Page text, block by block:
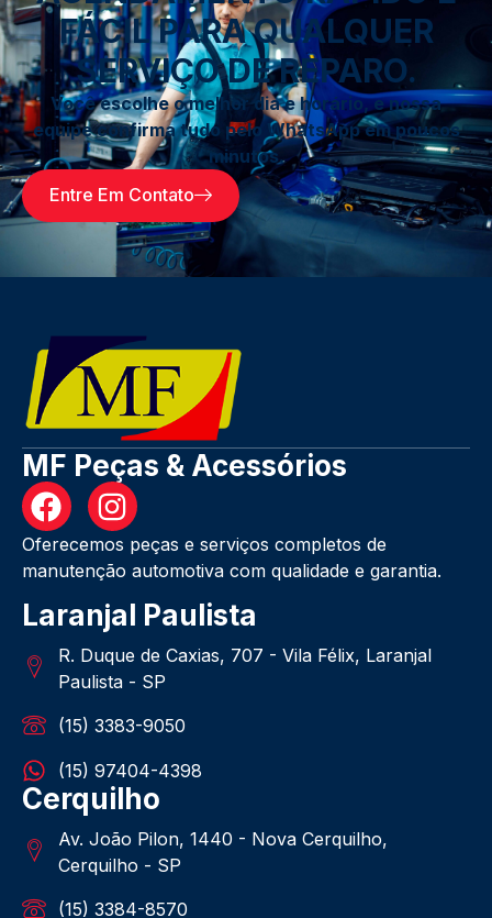
FÁCIL PARA QUALQUER
SERVIÇO DE REPARO.
Você escolhe o melhor dia e horário, e nossa
equipe confirma tudo pelo WhatsApp em poucos
minutos.
Entre Em Contato
MF Peças & Acessórios
Oferecemos peças e serviços completos de
manutenção automotiva com qualidade e garantia.
Laranjal Paulista
R. Duque de Caxias, 707 - Vila Félix, Laranjal
Paulista - SP
(15) 3383-9050
(15) 97404-4398
Cerquilho
Av. João Pilon, 1440 - Nova Cerquilho,
Cerquilho - SP
(15) 3384-8570